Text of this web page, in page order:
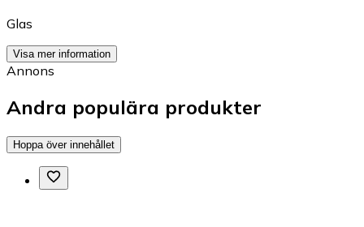
Glas
Visa mer information
Annons
Andra populära produkter
Hoppa över innehållet